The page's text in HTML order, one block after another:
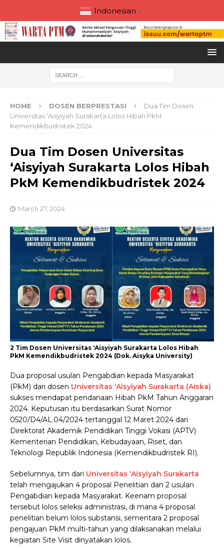
Indonesian ▼
HOME DOSEN BERPRESTASI
Dua Tim Dosen
Universitas ‘Aisyiyah Surakarta Lolos Hibah PkM
Kemendikbudristek 2024
Dua Tim Dosen Universitas
‘Aisyiyah Surakarta Lolos Hibah
PkM Kemendikbudristek 2024
March 27, 2024
2 Tim Dosen Universitas ‘Aisyiyah Surakarta Lolos Hibah
PkM Kemendikbudristek 2024 (Dok. Aisyka University)
Dua proposal usulan Pengabdian kepada Masyarakat
(PkM) dari dosen Universitas ‘Aisyiyah Surakarta (Aiska)
sukses mendapat pendanaan Hibah PkM Tahun Anggaran
2024. Keputusan itu berdasarkan Surat Nomor
0520/D4/AL.04/2024 tertanggal 12 Maret 2024 dari
Direktorat Akademik Pendidikan Tinggi Vokasi (APTV)
Kementerian Pendidikan, Kebudayaan, Riset, dan
Teknologi Republik Indonesia (Kemendikbudristek RI).
Sebelumnya, tim dari Universitas ‘Aisyiyah Surakarta
telah mengajukan 4 proposal Penelitian dan 2 usulan
Pengabdian kepada Masyarakat. Keenam proposal
tersebut lolos seleksi administrasi, di mana 4 proposal
penelitian belum lolos substansi, sementara 2 proposal
pengajuan PkM multi-tahun yang dilaksanakan melalui
kegiatan Site Visit dinyatakan lolos.